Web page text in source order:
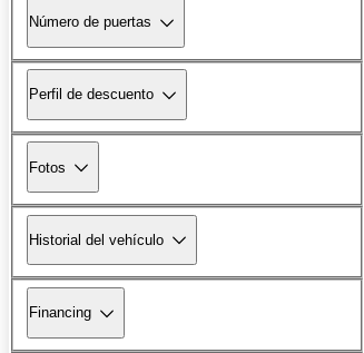
Número de puertas
Perfil de descuento
Fotos
Historial del vehículo
Financing